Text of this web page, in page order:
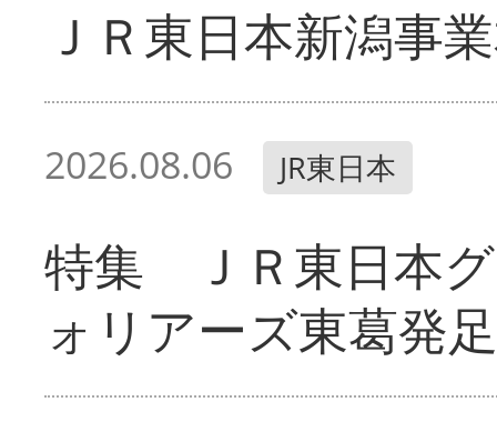
ＪＲ東日本新潟事
2026.08.06 JR東日本
特集 ＪＲ東日本
ォリアーズ東葛発足